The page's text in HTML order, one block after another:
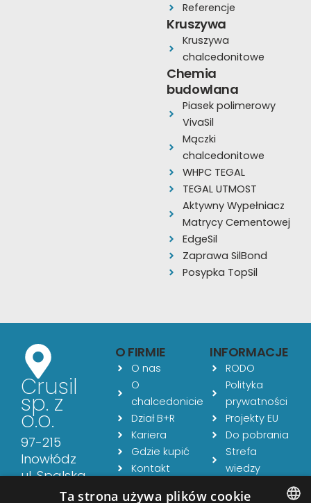
Referencje
Kruszywa
Kruszywa
chalcedonitowe
Chemia
budowlana
Piasek polimerowy
VivaSil
Mączki
chalcedonitowe
WHPC TEGAL
TEGAL UTMOST
Aktywny Wypełniacz
Matrycy Cementowej
EdgeSil
Zaprawa SilBond
Posypka TopSil
Crusil
sp. z
o.o.
97-215
Inowłódz
ul. Spalska
O FIRMIE
O nas
O
chalcedonicie
Dział B+R
Kariera
Gdzie kupić
Kontakt
INFORMACJE
RODO
Polityka
prywatności
Projekty EU
Do pobrania
Strefa
wiedzy
Ta strona używa plików cookie